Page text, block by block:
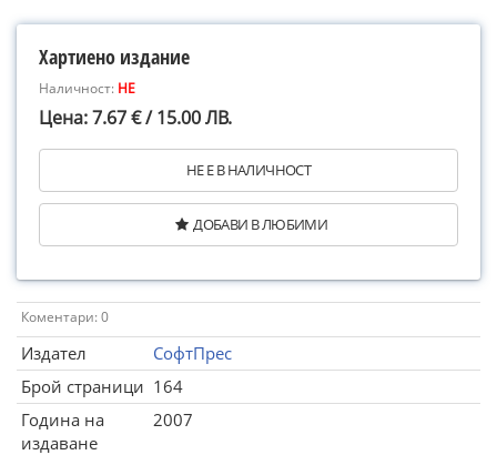
Хартиено издание
Наличност: НЕ
Цена: 7.67 € / 15.00 ЛВ.
НЕ Е В НАЛИЧНОСТ
ДОБАВИ В ЛЮБИМИ
Коментари: 0
Издател
СофтПрес
Брой страници 164
Година на
издаване
2007